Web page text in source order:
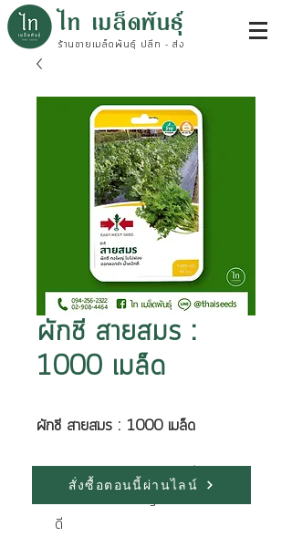
ไท เมล็ดพันธุ์
ร้านขายเมล็ดพันธุ์ ปลีก - ส่ง
ผักชี สายสมร :
1000 เมล็ด
ผักชี สายสมร : 1000 เมล็ด
ลักษณะเด่นของพันธุ์ มีดังนี้
ราก และลำต้นใหญ่ แข็งแรง แตกกอ
ดี
สั่งซื้อตอนนี้ผ่านไลน์